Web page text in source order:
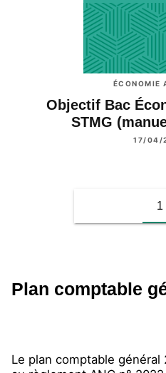
ÉCONOMIE
Objectif Bac
STMG
17/04/
1
Plan comptable
Le plan comptable